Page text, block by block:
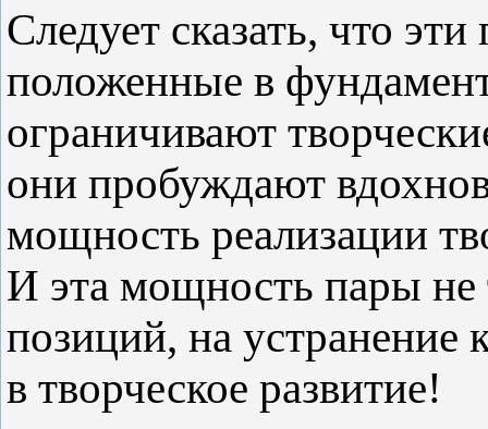
Следует сказать, что
положенные в
ограничивают
они пробуждают
мощность реализации
И эта мощность пары не
позиций, на устранение
в творческое развитие!